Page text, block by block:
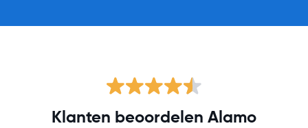
Klanten beoordelen Alamo